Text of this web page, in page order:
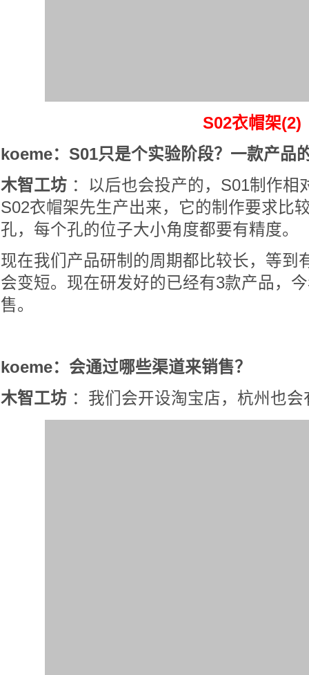
S02衣帽架(2)
koeme：S01只是个实验阶段？一款产品
木智工坊 ：以后也会投产的，S01制作相
S02衣帽架先生产出来，它的制作要求比
孔，每个孔的位子大小角度都要有精度。
现在我们产品研制的周期都比较长，等到
会变短。现在研发好的已经有3款产品，
售。
koeme：会通过哪些渠道来销售？
木智工坊 ：我们会开设淘宝店，杭州也